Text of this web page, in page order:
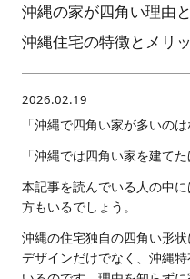
沖縄の家が四角い理由
沖縄住宅の特徴とメリ
2026.02.19
「沖縄で四角い家が多いのは
「沖縄では四角い家を建て
本記事を読んでいる人の中
方もいるでしょう。
沖縄の住宅独自の四角い形
デザインだけでなく、沖縄